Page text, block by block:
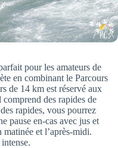
pour les amateurs de
en combinant le Parcours
de 14 km est réservé aux
des rapides de
rapides, vous pourrez
pause en-cas avec jus et
et l’après-midi.